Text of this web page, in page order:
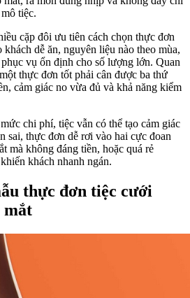
tiệc.
cặp đôi ưu tiên cách chọn thực đơn
dễ ăn, nguyên liệu nào theo mùa,
vụ ổn định cho số lượng lớn. Quan
thực đơn tốt phải cân được ba thứ
cảm giác no vừa đủ và khả năng kiểm
chi phí, tiệc vẫn có thể tạo cảm giác
sai, thực đơn dễ rơi vào hai cực đoan
mà không đáng tiền, hoặc quá rẻ
khách nhanh ngán.
thực đơn tiệc cưới
mắt